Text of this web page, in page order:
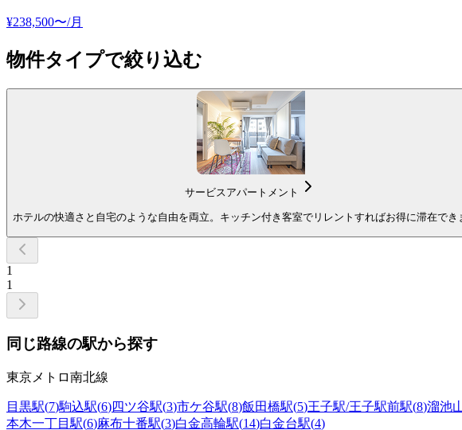
¥238,500〜/月
物件タイプで絞り込む
サービスアパートメント
ホテルの快適さと自宅のような自由を両立。キッチン付き客室でリレントすればお得に滞在でき
1
1
同じ路線の駅から探す
東京メトロ南北線
目黒駅(7)駒込駅(6)四ツ谷駅(3)市ケ谷駅(8)飯田橋駅(5)王子駅/王子駅前駅(8)溜池
本木一丁目駅(6)麻布十番駅(3)白金高輪駅(14)白金台駅(4)